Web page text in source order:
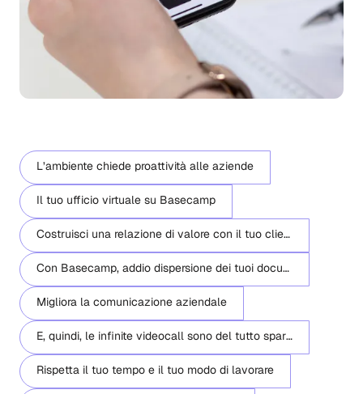
L’ambiente chiede proattività alle aziende
Il tuo ufficio virtuale su Basecamp
Costruisci una relazione di valore con il tuo cliente
Con Basecamp, addio dispersione dei tuoi documenti
Migliora la comunicazione aziendale
E, quindi, le infinite videocall sono del tutto sparite?
Rispetta il tuo tempo e il tuo modo di lavorare